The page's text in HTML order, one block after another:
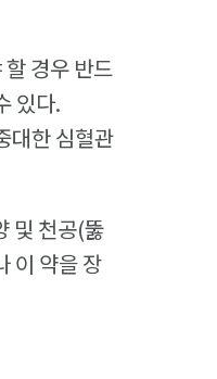
경우 반드
있다.
대한 심혈관
및 천공(뚫
이 약을 장